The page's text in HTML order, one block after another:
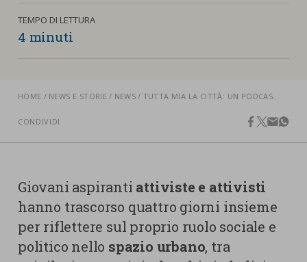
PARTECIPA
CERCA CARRELLO
Cookie di marketing
HOME NEWS E STORIE NEWS TUTTA MIA LA CITTÀ: UN PODCAST SU GENERE, SPAZIO URBANO E DECOLONIALITÀ A MILANO
CONDIVIDI facebook
twitter
email
TEMPO DI LETTURA
4 minuti
Giovani aspiranti attiviste e attivisti
hanno trascorso quattro giorni insieme
per riflettere sul proprio ruolo sociale e
politico nello spazio urbano, tra